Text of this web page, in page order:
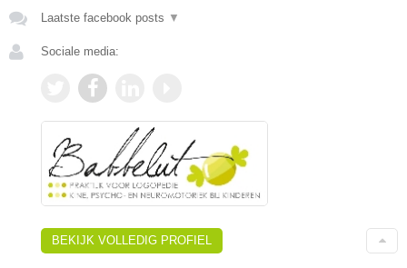
Laatste facebook posts ▼
Sociale media:
BEKIJK VOLLEDIG PROFIEL